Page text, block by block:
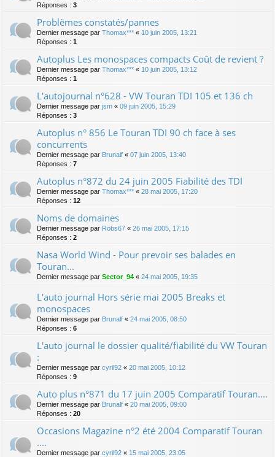
Réponses : 3
Problèmes constatés/pannes
Dernier message par Thomax*** « 10 juin 2005, 13:21
Réponses : 1
Autoplus Les monospaces compacts Coût de revient ?
Dernier message par Thomax*** « 10 juin 2005, 13:12
Réponses : 1
L'autojournal n°628 - VW Touran TDI 105 et 136 ch
Dernier message par jsm « 09 juin 2005, 15:29
Réponses : 3
Autoplus n° 856 Le Touran TDI 90 ch face à ses
concurrents
Dernier message par Brunalf « 07 juin 2005, 13:40
Réponses : 7
Autoplus n°872 du 24 juin 2005 Fiabilité des TDI
Dernier message par Thomax*** « 28 mai 2005, 17:20
Réponses : 12
Noms de domaines
Dernier message par Robs67 « 26 mai 2005, 17:15
Réponses : 2
Nasa World Wind - Pour prevoir ses balades en
Touran...
Dernier message par Sector_94 « 24 mai 2005, 19:35
L'auto journal Hors série mai 2005 Breaks et
monospaces
Dernier message par Brunalf « 24 mai 2005, 08:50
Réponses : 6
L'auto journal le dossier qualité/fiabilité du VW Touran
:
Dernier message par cyril92 « 20 mai 2005, 10:12
Réponses : 9
Auto plus n°871 du 17 juin 2005 Comparatif Touran....
Dernier message par Brunalf « 20 mai 2005, 09:00
Réponses : 20
Occasions Magazine n°2 été 2004 Comparatif Touran
....
Dernier message par cyril92 « 15 mai 2005, 23:05